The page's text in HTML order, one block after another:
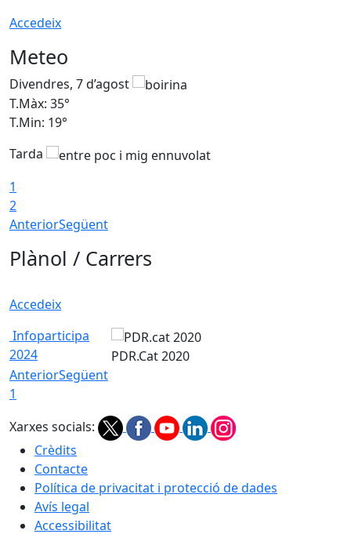
Accedeix
Meteo
Divendres, 7 d’agost
T.Màx: 35°
T.Min: 19°
Tarda
1
2
AnteriorSegüent
Plànol / Carrers
Accedeix
Infoparticipa
2024
PDR.Cat 2020
AnteriorSegüent
1
Xarxes socials:
Crèdits
Contacte
Política de privacitat i protecció de dades
Avís legal
Accessibilitat